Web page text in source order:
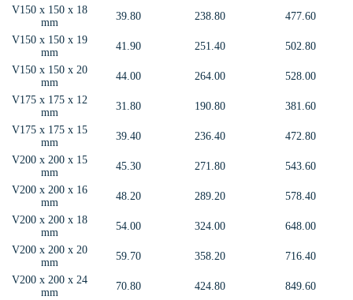
V150 x 150 x 18
mm
39.80 238.80
477.60
V150 x 150 x 19
mm
41.90 251.40
502.80
V150 x 150 x 20
mm
44.00 264.00
528.00
V175 x 175 x 12
mm
31.80 190.80
381.60
V175 x 175 x 15
mm
39.40 236.40
472.80
V200 x 200 x 15
mm
45.30 271.80
543.60
V200 x 200 x 16
mm
48.20 289.20
578.40
V200 x 200 x 18
mm
54.00 324.00
648.00
V200 x 200 x 20
mm
59.70 358.20
716.40
V200 x 200 x 24
mm
70.80 424.80
849.60